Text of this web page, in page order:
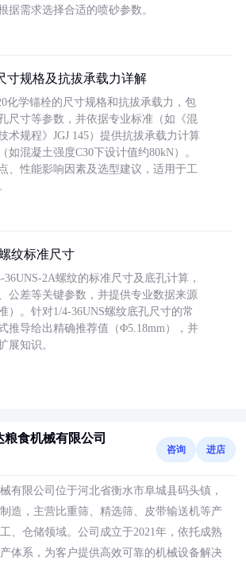
据需求选择合适的喷砂参数。
寸规格及抗拔承载力详解
化学锚栓的尺寸规格和抗拔承载力，包
尺寸等参数，并依据专业标准（如《混
术规程》JGJ 145）提供抗拔承载力计算
如混凝土强度C30下设计值约80kN）。
、性能影响因素及选型建议，适用于工
纹标准尺寸
2A螺纹的标准尺寸及底孔计算，
公差等关键参数，并提供专业数据来源
）。针对1/4-36UNS螺纹底孔尺寸的常
推导给出精确推荐值（Φ5.18mm），并
展知识。
粮食机械有限公司
咨询 进店
有限公司位于河北省衡水市阜城县码头镇，
造，主营比重筛、精选筛、皮带输送机等产
、仓储领域。公司成立于2021年，依托成熟
体系，为客户提供高效可靠的机械设备解决